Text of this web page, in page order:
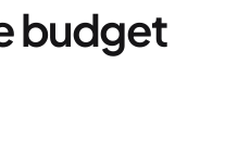
budget